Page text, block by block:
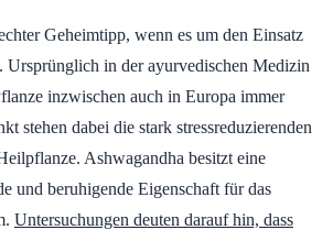
Geheimtipp, wenn es um den Einsatz
Ursprünglich in der ayurvedischen Medizin
inzwischen auch in Europa immer
stehen dabei die stark stressreduzierenden
Ashwagandha besitzt eine
und beruhigende Eigenschaft für das
Untersuchungen deuten darauf hin, dass